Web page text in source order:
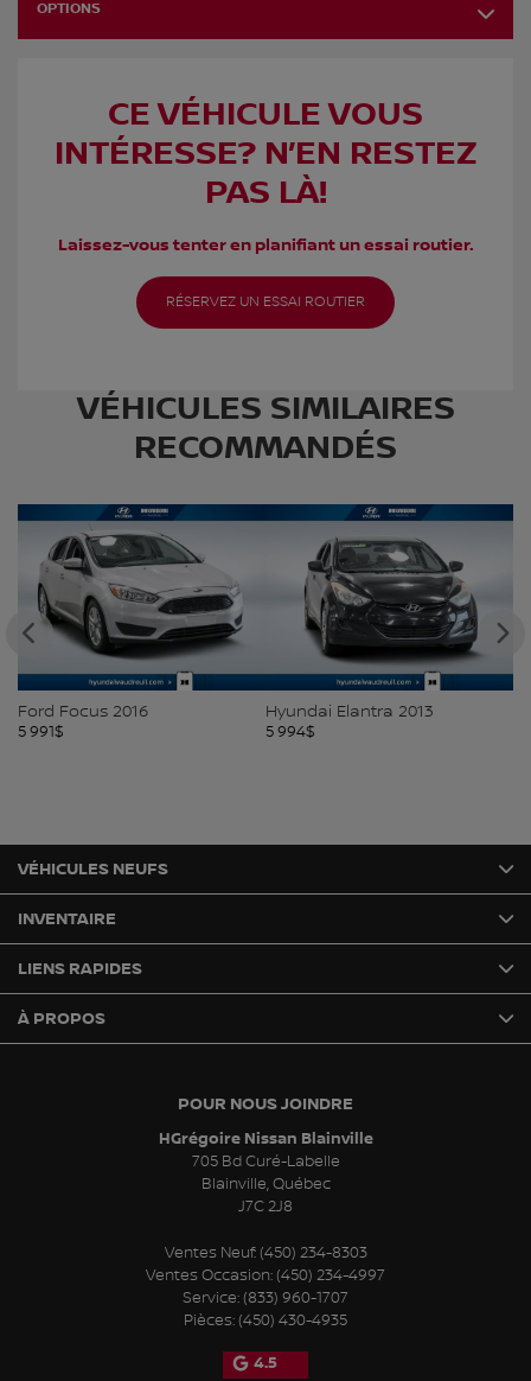
OPTIONS
CE VÉHICULE VOUS
INTÉRESSE? N’EN RESTEZ
PAS LÀ!
Laissez-vous tenter en planifiant un essai routier.
RÉSERVEZ UN ESSAI ROUTIER
VÉHICULES SIMILAIRES
RECOMMANDÉS
Ford Focus 2016
5 991$
Hyundai Elantra 2013
5 994$
POUR NOUS JOINDRE
HGrégoire Nissan Blainville
705 Bd Curé-Labelle
Blainville,Québec
J7C 2J8
Ventes Neuf: (450) 234-8303
Ventes Occasion: (450) 234-4997
Service: (833) 960-1707
Pièces: (450) 430-4935
4.5
VÉHICULES NEUFS
INVENTAIRE
LIENS RAPIDES
À PROPOS